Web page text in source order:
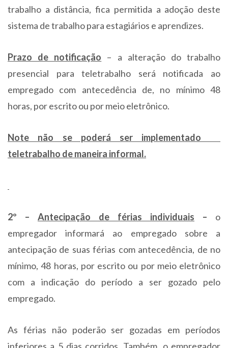
trabalho a distância, fica permitida a adoção deste
sistema de trabalho para estagiários e aprendizes.
Prazo de notificação – a alteração do trabalho
presencial para teletrabalho será notificada ao
empregado com antecedência de, no mínimo 48
horas, por escrito ou por meio eletrônico.
Note não se poderá ser implementado
teletrabalho de maneira informal.
2º – Antecipação de férias individuais – o
empregador informará ao empregado sobre a
antecipação de suas férias com antecedência, de no
mínimo, 48 horas, por escrito ou por meio eletrônico
com a indicação do período a ser gozado pelo
empregado.
As férias não poderão ser gozadas em períodos